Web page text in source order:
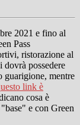
2021 e fino al
Pass
ristorazione al
dovrà possedere
guarigione, mentre
link è
cosa è
e con Green